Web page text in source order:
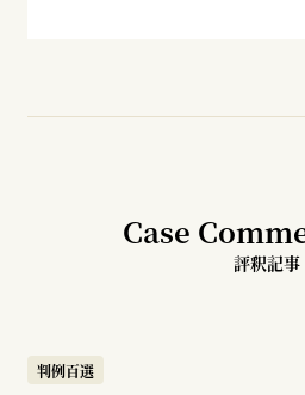
Case
評釈記事
判例百選